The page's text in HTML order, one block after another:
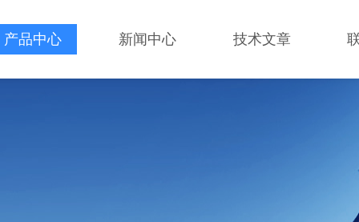
产品中心 新闻中心 技术文章